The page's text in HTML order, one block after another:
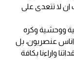
ان لا تتعدى على
ووحشية وكره
اناس عنصريون، بل
واراءنا بكافة